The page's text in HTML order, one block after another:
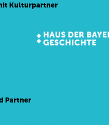
Kulturpartner
Partner